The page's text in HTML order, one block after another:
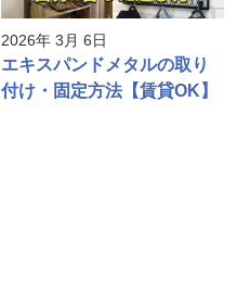
2026年 3月 6日
エキスパンドメタルの取り
付け・固定方法【賃貸OK】